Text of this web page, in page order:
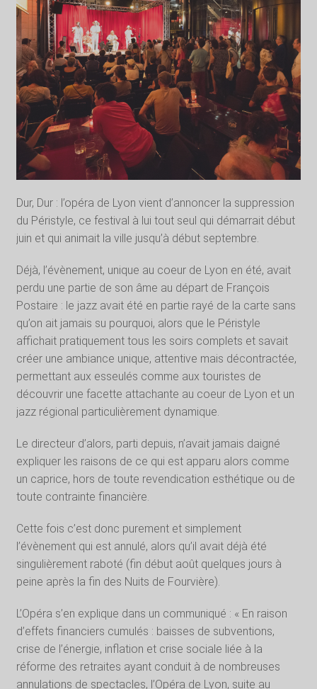
Dur, Dur : l’opéra de Lyon vient d’annoncer la suppression
du Péristyle, ce festival à lui tout seul qui démarrait début
juin et qui animait la ville jusqu’à début septembre.
Déjà, l’évènement, unique au coeur de Lyon en été, avait
perdu une partie de son âme au départ de François
Postaire : le jazz avait été en partie rayé de la carte sans
qu’on ait jamais su pourquoi, alors que le Péristyle
affichait pratiquement tous les soirs complets et savait
créer une ambiance unique, attentive mais décontractée,
permettant aux esseulés comme aux touristes de
découvrir une facette attachante au coeur de Lyon et un
jazz régional particulièrement dynamique.
Le directeur d’alors, parti depuis, n’avait jamais daigné
expliquer les raisons de ce qui est apparu alors comme
un caprice, hors de toute revendication esthétique ou de
toute contrainte financière.
Cette fois c’est donc purement et simplement
l’évènement qui est annulé, alors qu’il avait déjà été
singulièrement raboté (fin début août quelques jours à
peine après la fin des Nuits de Fourvière).
L’Opéra s’en explique dans un communiqué : « En raison
d’effets financiers cumulés : baisses de subventions,
crise de l’énergie, inflation et crise sociale liée à la
réforme des retraites ayant conduit à de nombreuses
annulations de spectacles, l’Opéra de Lyon, suite au